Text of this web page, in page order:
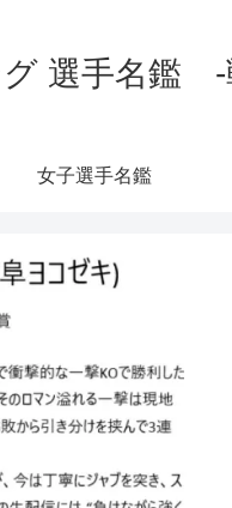
選手名鑑 -
女子選手名鑑